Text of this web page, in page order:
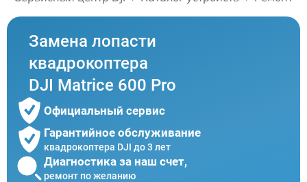
Замена лопасти
квадрокоптера
DJI Matrice 600 Pro
Официальный сервис
Гарантийное обслуживание
квадрокоптера DJI до 3 лет
Диагностика за наш счет,
ремонт по желанию